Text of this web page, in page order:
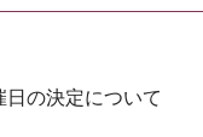
日の決定について